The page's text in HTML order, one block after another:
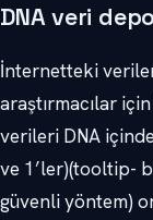
DNA veri
İnternetteki
araştırmacılar
verileri DNA
ve 1’ler)(tooltip-
güvenli yöntem)